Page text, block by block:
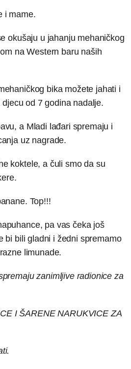
i mame.
okušaju u jahanju mehaničkog
na Western baru naših
bika možete jahati i
od 7 godina nadalje.
a Mladi lađari spremaju i
uz nagrade.
koktele, a čuli smo da su
Top!!!
pa vas čeka još
bi bili gladni i žedni spremamo
limunade.
zanimljive radionice za
I ŠARENE NARUKVICE ZA